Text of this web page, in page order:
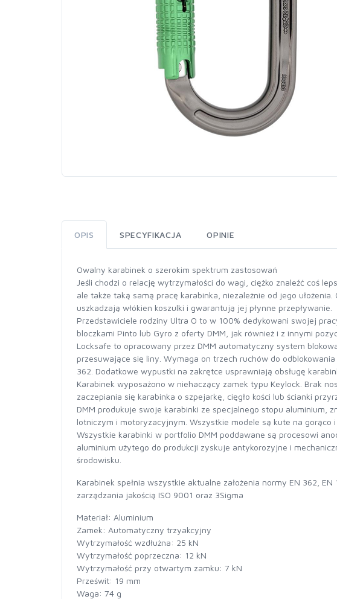
OPIS SPECYFIKACJA OPINIE
Owalny karabinek o szerokim spektrum zastosowań
Jeśli chodzi o relację wytrzymałości do wagi, ciężko znaleźć coś
ale także taką samą pracę karabinka, niezależnie od jego
uszkadzają włókien koszulki i gwarantują jej płynne przepływanie.
Przedstawiciele rodziny Ultra O to w 100% dedykowani swojej
bloczkami Pinto lub Gyro z oferty DMM, jak również i z innymi
Locksafe to opracowany przez DMM automatyczny system
przesuwające się liny. Wymaga on trzech ruchów do
362. Dodatkowe wypustki na zakrętce usprawniają obsługę
Karabinek wyposażono w niehaczący zamek typu Keylock. Brak
zaczepiania się karabinka o szpejarkę, cięgło kości lub ścianki
DMM produkuje swoje karabinki ze specjalnego stopu aluminium,
lotniczym i motoryzacyjnym. Wszystkie modele są kute na gorąco
Wszystkie karabinki w portfolio DMM poddawane są procesowi
aluminium użytego do produkcji zyskuje antykorozyjne i
środowisku.
Karabinek spełnia wszystkie aktualne założenia normy EN 362,
zarządzania jakością ISO 9001 oraz 3Sigma
Materiał: Aluminium
Zamek: Automatyczny trzyakcyjny
Wytrzymałość wzdłużna: 25 kN
Wytrzymałość poprzeczna: 12 kN
Wytrzymałość przy otwartym zamku: 7 kN
Prześwit: 19 mm
Waga: 74 g